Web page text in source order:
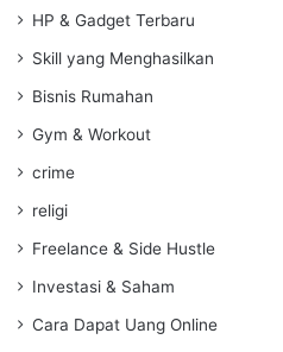
HP & Gadget Terbaru
Skill yang Menghasilkan
Bisnis Rumahan
Gym & Workout
crime
religi
Freelance & Side Hustle
Investasi & Saham
Cara Dapat Uang Online